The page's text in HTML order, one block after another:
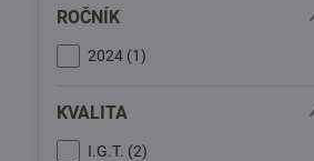
ROČNÍK
2024 (1)
KVALITA
I.G.T. (2)